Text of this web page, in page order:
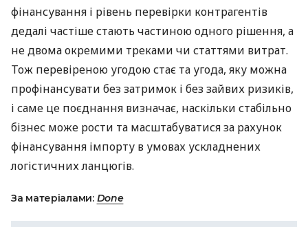
фінансування і рівень перевірки контрагентів
дедалі частіше стають частиною одного рішення, а
не двома окремими треками чи статтями витрат.
Тож перевіреною угодою стає та угода, яку можна
профінансувати без затримок і без зайвих ризиків,
і саме це поєднання визначає, наскільки стабільно
бізнес може рости та масштабуватися за рахунок
фінансування імпорту в умовах ускладнених
логістичних ланцюгів.
За матеріалами: Done